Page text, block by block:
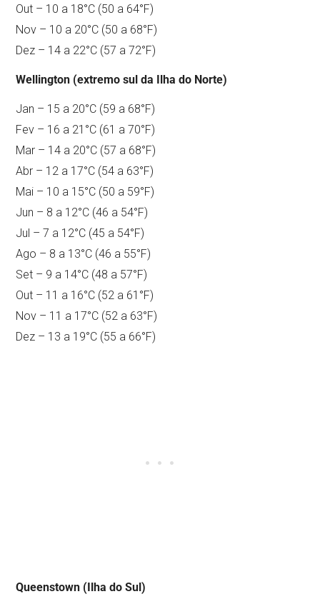
Out – 10 a 18°C (50 a 64°F)
Nov – 10 a 20°C (50 a 68°F)
Dez – 14 a 22°C (57 a 72°F)
Wellington (extremo sul da Ilha do Norte)
Jan – 15 a 20°C (59 a 68°F)
Fev – 16 a 21°C (61 a 70°F)
Mar – 14 a 20°C (57 a 68°F)
Abr – 12 a 17°C (54 a 63°F)
Mai – 10 a 15°C (50 a 59°F)
Jun – 8 a 12°C (46 a 54°F)
Jul – 7 a 12°C (45 a 54°F)
Ago – 8 a 13°C (46 a 55°F)
Set – 9 a 14°C (48 a 57°F)
Out – 11 a 16°C (52 a 61°F)
Nov – 11 a 17°C (52 a 63°F)
Dez – 13 a 19°C (55 a 66°F)
Queenstown (Ilha do Sul)